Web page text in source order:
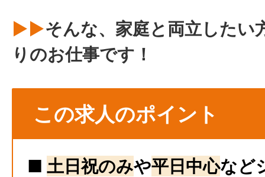
▶▶そんな、家庭と両立したい
りのお仕事です！
この求人のポイント
■ 土日祝のみや平日中心など